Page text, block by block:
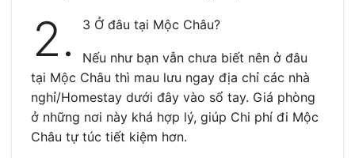
2. 3 Ở đâu tại Mộc Châu?
Nếu như bạn vẫn chưa biết nên ở đâu
tại Mộc Châu thì mau lưu ngay địa chỉ các nhà
nghỉ/Homestay dưới đây vào sổ tay. Giá phòng
ở những nơi này khá hợp lý, giúp Chi phí đi Mộc
Châu tự túc tiết kiệm hơn.